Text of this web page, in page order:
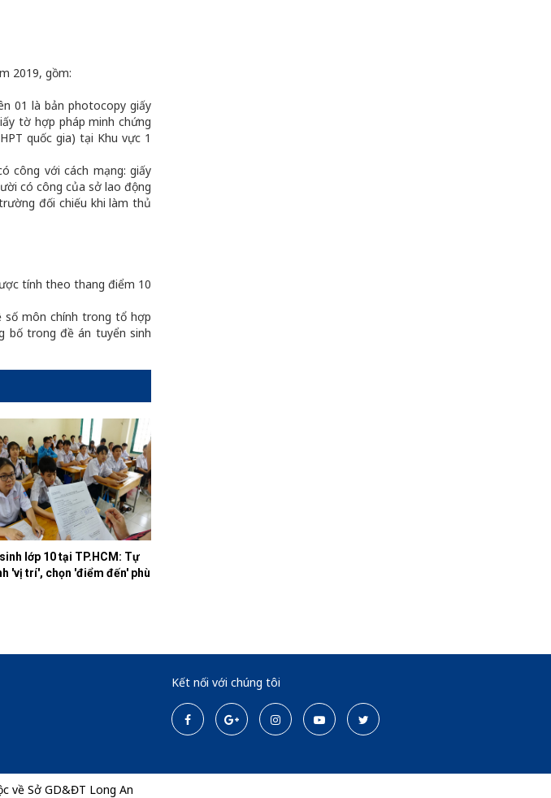
2019, gồm:
01 là bản photocopy giấy
tờ hợp pháp minh chứng
quốc gia) tại Khu vực 1
công với cách mạng: giấy
có công của sở lao động
đối chiếu khi làm thủ
tính theo thang điểm 10
số môn chính trong tổ hợp
bố trong đề án tuyển sinh
lớp 10 tại TP.HCM: Tự
'vị trí', chọn 'điểm đến' phù
Kết nối với chúng tôi
về Sở GD&ĐT Long An